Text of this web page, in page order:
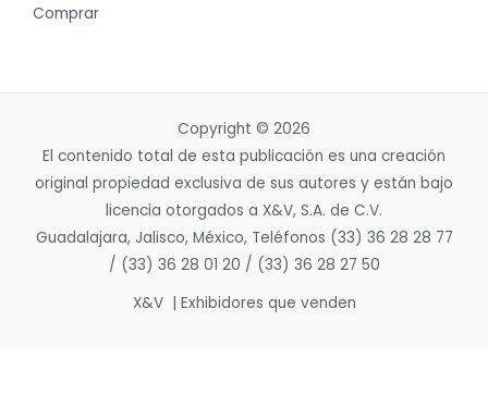
Comprar
Copyright © 2026
El contenido total de esta publicación es una creación
original propiedad exclusiva de sus autores y están bajo
licencia otorgados a X&V, S.A. de C.V.
Guadalajara, Jalisco, México, Teléfonos (33) 36 28 28 77
/ (33) 36 28 01 20 / (33) 36 28 27 50
X&V | Exhibidores que venden